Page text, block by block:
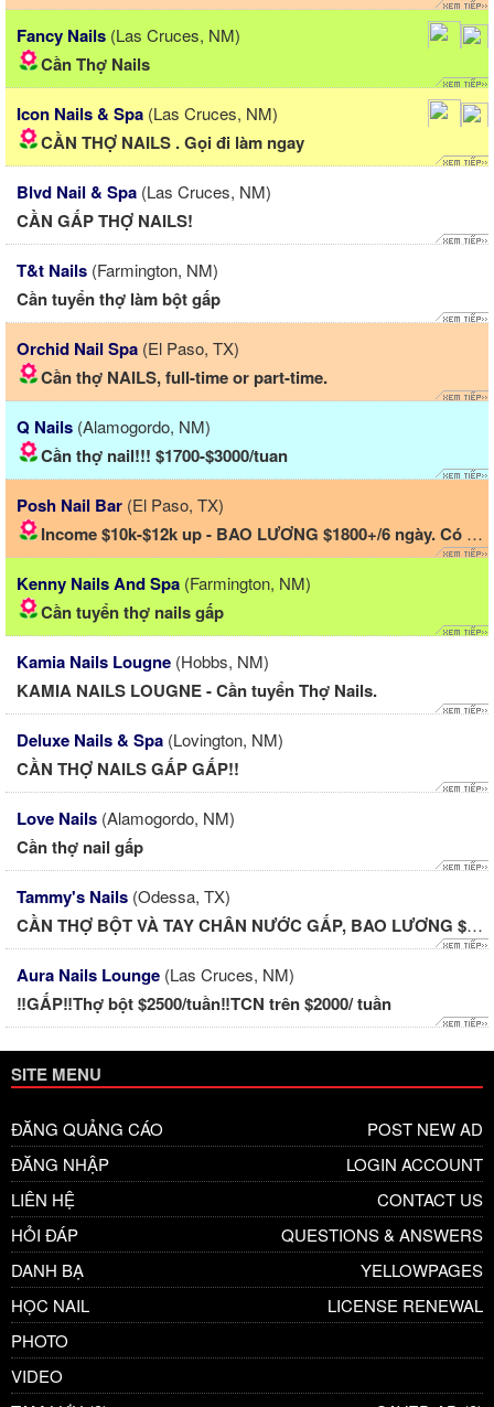
Fancy Nails (Las Cruces, NM)
Cần Thợ Nails
Icon Nails & Spa (Las Cruces, NM)
CẦN THỢ NAILS . Gọi đi làm ngay
Blvd Nail & Spa (Las Cruces, NM)
CẦN GẤP THỢ NAILS!
T&t Nails (Farmington, NM)
Cần tuyển thợ làm bột gấp
Orchid Nail Spa (El Paso, TX)
Cần thợ NAILS, full-time or part-time.
Q Nails (Alamogordo, NM)
Cần thợ nail!!! $1700-$3000/tuan
Posh Nail Bar (El Paso, TX)
Income $10k-$12k up - BAO LƯƠNG $1800+/6 ngày. Có chỗ...
Kenny Nails And Spa (Farmington, NM)
Cần tuyển thợ nails gấp
Kamia Nails Lougne (Hobbs, NM)
KAMIA NAILS LOUGNE - Cần tuyển Thợ Nails.
Deluxe Nails & Spa (Lovington, NM)
CẦN THỢ NAILS GẤP GẤP!!
Love Nails (Alamogordo, NM)
Cần thợ nail gấp
Tammy's Nails (Odessa, TX)
CẦN THỢ BỘT VÀ TAY CHÂN NƯỚC GẤP, BAO LƯƠNG $1400-$1600!
Aura Nails Lounge (Las Cruces, NM)
‼️GẤP‼️Thợ bột $2500/tuần‼️TCN trên $2000/ tuần
SITE MENU
ĐĂNG QUẢNG CÁO
POST NEW AD
ĐĂNG NHẬP
LOGIN ACCOUNT
LIÊN HỆ
CONTACT US
HỎI ĐÁP
QUESTIONS & ANSWERS
DANH BẠ
YELLOWPAGES
HỌC NAIL
LICENSE RENEWAL
PHOTO
VIDEO